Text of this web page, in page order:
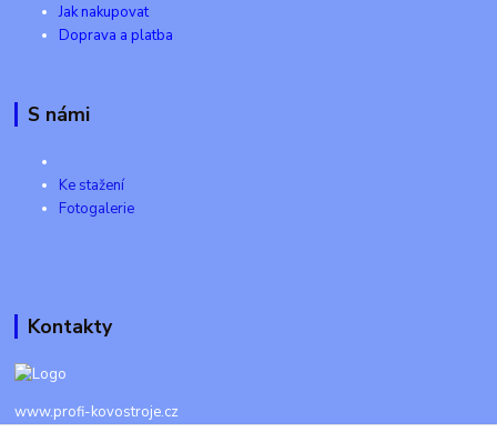
Jak nakupovat
Doprava a platba
S námi
Ke stažení
Fotogalerie
Kontakty
www.profi-kovostroje.cz